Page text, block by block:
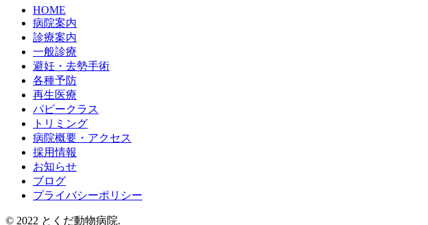
HOME
病院案内
診療案内
一般診療
避妊・去勢手術
各種予防
再生医療
パピークラス
トリミング
病院概要・アクセス
採用情報
お知らせ
ブログ
プライバシーポリシー
© 2022 とくだ動物病院.